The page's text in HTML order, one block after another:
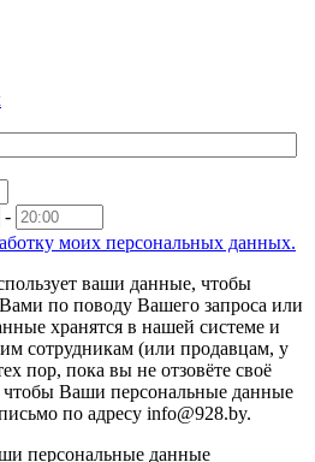
-
моих персональных данных.
ваши данные, чтобы
Вами по поводу Вашего запроса или
хранятся в нашей системе и
сотрудникам (или продавцам, у
пор, пока вы не отзовёте своё
чтобы Ваши персональные данные
по адресу info@928.by.
персональные данные